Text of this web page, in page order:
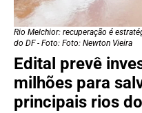
Rio Melchior: recuperação é
do DF - Foto: Foto: Newton Vieira
Edital prevê
milhões para
principais rios